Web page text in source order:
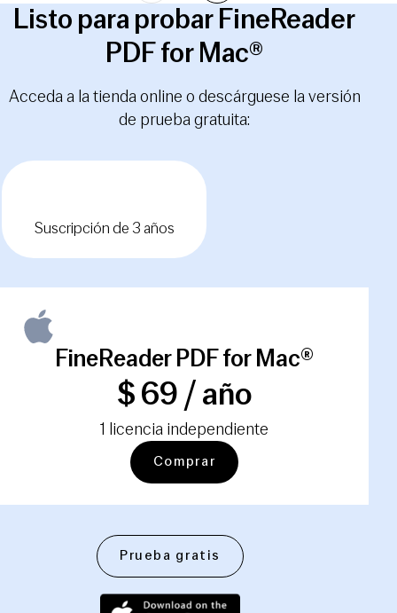
Listo para probar FineReader
PDF for Mac®
Acceda a la tienda online o descárguese la versión
de prueba gratuita:
Suscripción de 3 años
FineReader PDF for Mac®
$ 69 / año
1 licencia independiente
Comprar
Prueba gratis